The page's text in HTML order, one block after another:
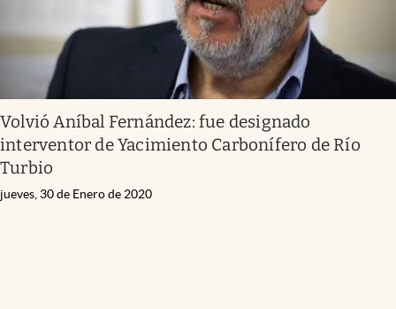
Volvió Aníbal Fernández: fue designado
interventor de Yacimiento Carbonífero de Río
Turbio
jueves, 30 de Enero de 2020